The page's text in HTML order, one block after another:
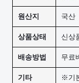
원산지 국산
상품상태 신상
배송방법 무료
기타 ※기